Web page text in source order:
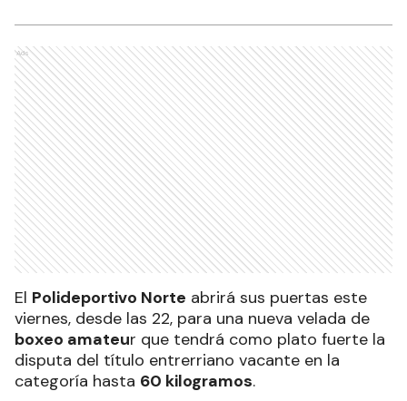
Ads
El Polideportivo Norte abrirá sus puertas este
viernes, desde las 22, para una nueva velada de
boxeo amateur que tendrá como plato fuerte la
disputa del título entrerriano vacante en la
categoría hasta 60 kilogramos.